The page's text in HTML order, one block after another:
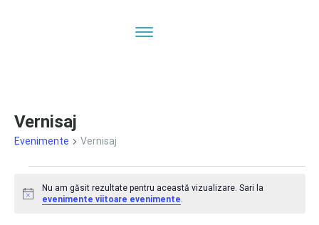
Vernisaj
Evenimente Vernisaj
Evenimente
Notificare
Nu am găsit rezultate pentru această vizualizare. Sari la
evenimente viitoare evenimente.